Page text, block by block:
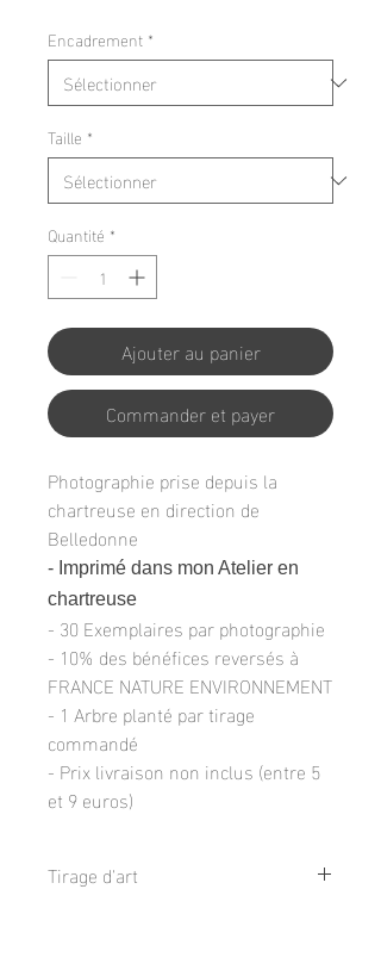
Encadrement *
Taille *
Quantité *
Ajouter au panier
Commander et payer
Photographie prise depuis la
chartreuse en direction de
Belledonne
- Imprimé dans mon Atelier en
chartreuse
- 30 Exemplaires par photographie
- 10% des bénéfices reversés à
FRANCE NATURE ENVIRONNEMENT
- 1 Arbre planté par tirage
commandé
- Prix livraison non inclus (entre 5
et 9 euros)
Tirage d'art